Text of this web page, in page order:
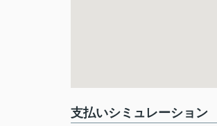
支払いシミュレーション